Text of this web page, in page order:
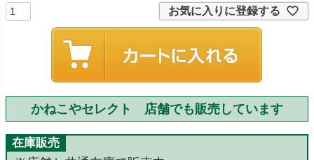
お気に入りに登録する
かねこやセレクト 店舗でも販売しています
在庫販売